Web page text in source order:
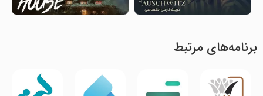
برنامه‌های مرتبط